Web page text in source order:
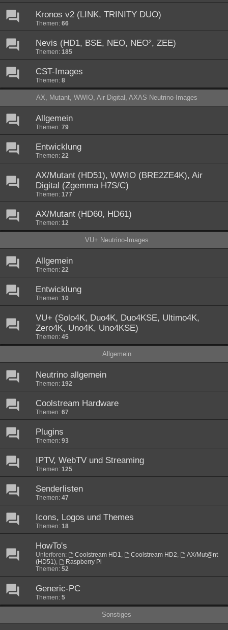
Kronos v2 (LINK, TRINITY DUO)
Themen: 66
Nevis (HD1, BSE, NEO, NEO², ZEE)
Themen: 185
CST-Images
Themen: 8
AX, Mutant, WWIO, Air Digital, AXAS Neutrino-Images
Allgemein
Themen: 79
Entwicklung
Themen: 22
AX/Mutant (HD51), WWIO (BRE2ZE4K), Air
Digital (Zgemma H7S/C)
Themen: 177
AX/Mutant (HD60, HD61)
Themen: 12
VU+ Neutrino-Images
Allgemein
Themen: 22
Entwicklung
Themen: 10
VU+ (Solo4K, Duo4K, Duo4KSE, Ultimo4K,
Zero4K, Uno4K, Uno4KSE)
Themen: 45
Allgemein
Neutrino allgemein
Themen: 192
Coolstream Hardware
Themen: 67
Plugins
Themen: 93
IPTV, WebTV und Streaming
Themen: 125
Senderlisten
Themen: 47
Icons, Logos und Themes
Themen: 18
HowTo's
Unterforen: Coolstream HD1, Coolstream HD2,
AX/Mut@nt
(HD51),
Raspberry Pi
Themen: 52
Generic-PC
Themen: 5
Sonstiges